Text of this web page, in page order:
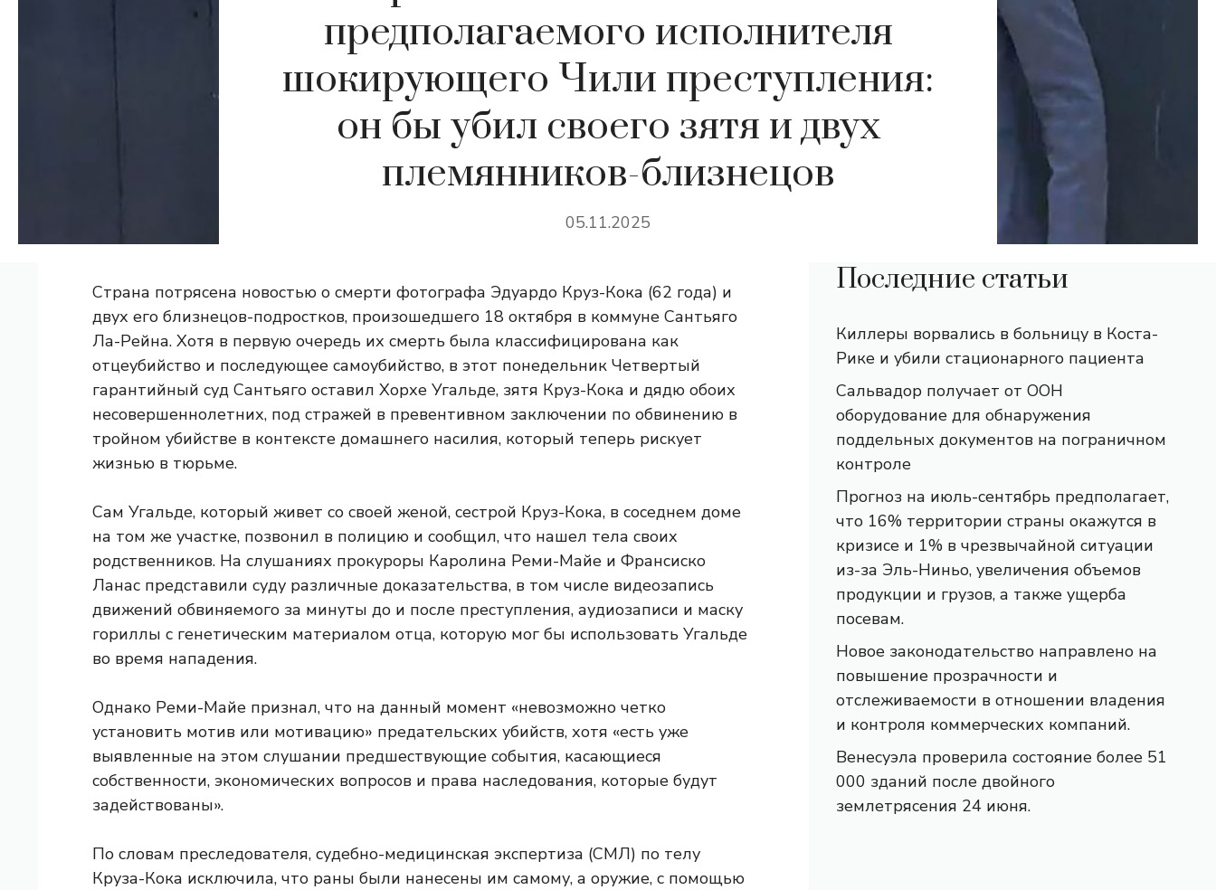
предполагаемого исполнителя
шокирующего Чили преступления:
он бы убил своего зятя и двух
племянников-близнецов
05.11.2025
Страна потрясена новостью о смерти фотографа Эдуардо Круз-Кока (62 года) и
двух его близнецов-подростков, произошедшего 18 октября в коммуне Сантьяго
Ла-Рейна. Хотя в первую очередь их смерть была классифицирована как
отцеубийство и последующее самоубийство, в этот понедельник Четвертый
гарантийный суд Сантьяго оставил Хорхе Угальде, зятя Круз-Кока и дядю обоих
несовершеннолетних, под стражей в превентивном заключении по обвинению в
тройном убийстве в контексте домашнего насилия, который теперь рискует
жизнью в тюрьме.
Сам Угальде, который живет со своей женой, сестрой Круз-Кока, в соседнем доме
на том же участке, позвонил в полицию и сообщил, что нашел тела своих
родственников. На слушаниях прокуроры Каролина Реми-Майе и Франсиско
Ланас представили суду различные доказательства, в том числе видеозапись
движений обвиняемого за минуты до и после преступления, аудиозаписи и маску
гориллы с генетическим материалом отца, которую мог бы использовать Угальде
во время нападения.
Однако Реми-Майе признал, что на данный момент «невозможно четко
установить мотив или мотивацию» предательских убийств, хотя «есть уже
выявленные на этом слушании предшествующие события, касающиеся
собственности, экономических вопросов и права наследования, которые будут
задействованы».
По словам преследователя, судебно-медицинская экспертиза (СМЛ) по телу
Круза-Кока исключила, что раны были нанесены им самому, а оружие, с помощью
Последние статьи
Киллеры ворвались в больницу в Коста-
Рике и убили стационарного пациента
Сальвадор получает от ООН
оборудование для обнаружения
поддельных документов на пограничном
контроле
Прогноз на июль-сентябрь предполагает,
что 16% территории страны окажутся в
кризисе и 1% в чрезвычайной ситуации
из-за Эль-Ниньо, увеличения объемов
продукции и грузов, а также ущерба
посевам.
Новое законодательство направлено на
повышение прозрачности и
отслеживаемости в отношении владения
и контроля коммерческих компаний.
Венесуэла проверила состояние более 51
000 зданий после двойного
землетрясения 24 июня.